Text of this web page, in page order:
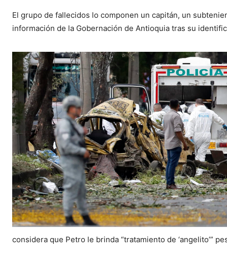
El grupo de fallecidos lo componen un capitán, un
información de la Gobernación de Antioquia tras su
considera que Petro le brinda “tratamiento de ‘angelito’”